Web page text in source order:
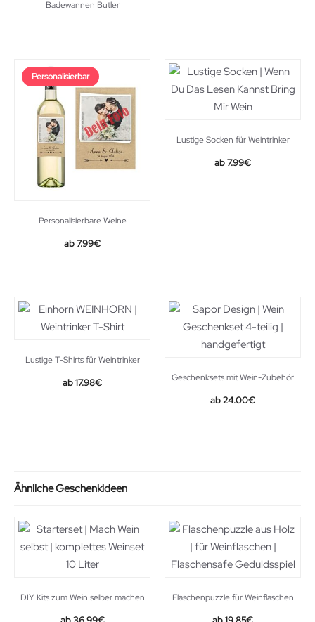
Badewannen Butler
Personalisierbar
Personalisierbare Weine
7.99€
Lustige Socken für Weintrinker
Original
7.99€Current
Lustige T-Shirts für Weintrinker
17.98€ Geschenksets mit Wein-Zubehör
24.00€
Ähnliche Geschenkideen
DIY Kits zum Wein selber machen Flaschenpuzzle für Weinflaschen